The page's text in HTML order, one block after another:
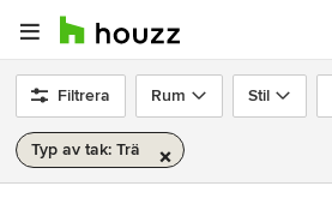
Filtrera Rum Stil
Typ av tak: Trä